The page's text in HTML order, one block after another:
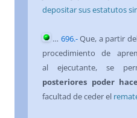
depositar sus estatutos
… 696.-Que, a partir
procedimiento de
al ejecutante, se
posteriores poder
facultad de ceder el